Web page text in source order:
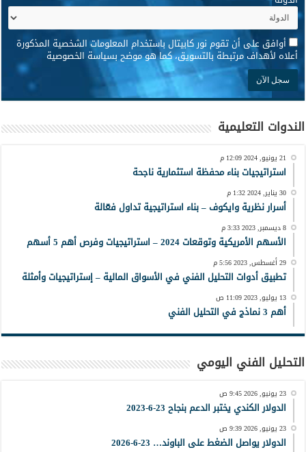
* أوافق على أن تقوم نور كابيتال باستخدام المعلومات الشخصية المذكورة
أعلاه لأهداف مرتبطة بالتسويق، كما هو موضح بسياسة الخصوصية
الندوات التعليمية
21 يونيو, 2024 12:09 م
استراتيجيات بناء محفظة استثمارية ناجحة
30 يناير, 2024 1:32 م
أسرار نظرية وايكوف – بناء استراتيجية تداول فعّالة
8 ديسمبر, 2023 3:33 م
الأسهم الأمريكية وتوقعات 2024 – استراتيجيات وفرص أهم 5 أسهم
29 أغسطس, 2023 5:56 م
تطبيق أدوات التحليل الفني في الأسواق المالية – إستراتيجيات وأمثلة
13 يوليو, 2023 11:09 ص
أهم 3 نماذج في التحليل الفني
التحليل الفني اليومي
23 يونيو, 2026 9:45 ص
الدولار الكندي يختبر الدعم بنجاح 23-6-2023
23 يونيو, 2026 9:39 ص
الدولار يواصل الضغط على الباوند… 23-6-2026